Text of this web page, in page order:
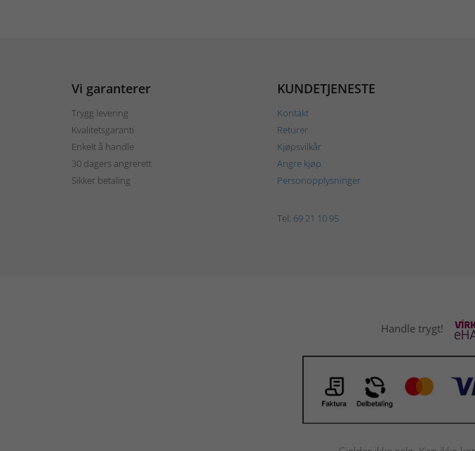
Vi garanterer
Trygg levering
Kvalitetsgaranti
Enkelt å handle
30 dagers angrerett
Sikker betaling
KUNDETJENESTE
Kontakt
Returer
Kjøpsvilkår
Angre kjøp
Personopplysninger
Tel: 69 21 10 95
Handle trygt!